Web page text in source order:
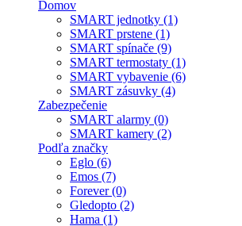
Domov
SMART jednotky (1)
SMART prstene (1)
SMART spínače (9)
SMART termostaty (1)
SMART vybavenie (6)
SMART zásuvky (4)
Zabezpečenie
SMART alarmy (0)
SMART kamery (2)
Podľa značky
Eglo (6)
Emos (7)
Forever (0)
Gledopto (2)
Hama (1)